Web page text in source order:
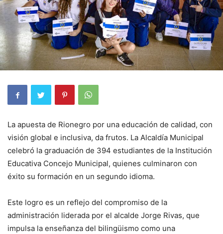
La apuesta de Rionegro por una educación de calidad, con
visión global e inclusiva, da frutos. La Alcaldía Municipal
celebró la graduación de 394 estudiantes de la Institución
Educativa Concejo Municipal, quienes culminaron con
éxito su formación en un segundo idioma.
Este logro es un reflejo del compromiso de la
administración liderada por el alcalde Jorge Rivas, que
impulsa la enseñanza del bilingüismo como una